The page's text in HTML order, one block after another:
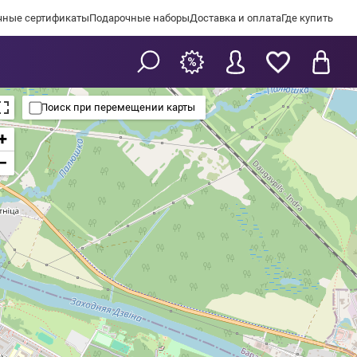
сертификатыПодарочные наборыДоставка и оплатаГде купить
Поиск при перемещении карты